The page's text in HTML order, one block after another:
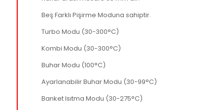
Beş Farklı Pişirme Moduna sahiptir.
Turbo Modu (30-300°C)
Kombi Modu (30-300°C)
Buhar Modu (100°C)
Ayarlanabilir Buhar Modu (30-99°C)
Banket Isıtma Modu (30-275°C)